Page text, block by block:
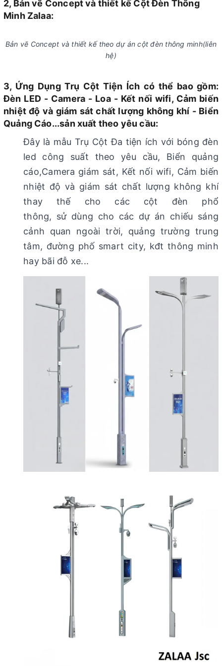
2, Bản vẽ Concept và thiết kế Cột Đèn Thông
Minh Zalaa:
Bản vẽ Concept và thiết kế theo dự án cột đèn thông minh(liên
hệ)
3, Ứng Dụng Trụ Cột Tiện Ích có thể bao gồm:
Đèn LED - Camera - Loa - Kết nối wifi, Cảm biến
nhiệt độ và giám sát chất lượng không khí - Biển
Quảng Cáo...sản xuất theo yêu cầu:
Đây là mẫu Trụ Cột Đa tiện ích với bóng đèn
led công suất theo yêu cầu, Biển quảng
cáo,Camera giám sát, Kết nối wifi, Cảm biến
nhiệt độ và giám sát chất lượng không khí
thay thế cho các cột đèn phổ
thông, sử dùng cho các dự án chiếu sáng
cảnh quan ngoài trời, quảng trường trung
tâm, đường phố smart city, kđt thông minh
hay bãi đỗ xe...